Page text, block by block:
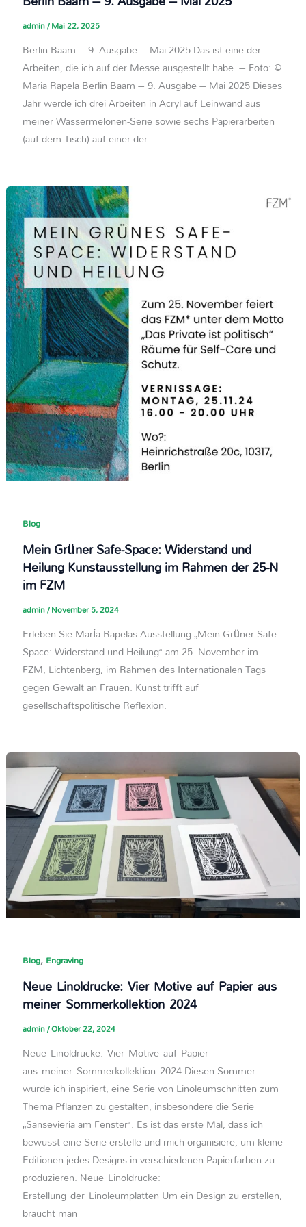
admin/Mai 22, 2025
Berlin Baam – 9. Ausgabe – Mai 2025 Das ist eine der
Arbeiten, die ich auf der Messe ausgestellt habe. – Foto: ©
Maria Rapela Berlin Baam – 9. Ausgabe – Mai 2025 Dieses
Jahr werde ich drei Arbeiten in Acryl auf Leinwand aus
meiner Wassermelonen-Serie sowie sechs Papierarbeiten
(auf dem Tisch) auf einer der
Blog
Mein Grüner Safe-Space: Widerstand und
Heilung Kunstausstellung im Rahmen der 25-N
im FZM​
admin/November 5, 2024
Erleben Sie María Rapelas Ausstellung „Mein Grüner Safe-
Space: Widerstand und Heilung“ am 25. November im
FZM, Lichtenberg, im Rahmen des Internationalen Tags
gegen Gewalt an Frauen. Kunst trifft auf
gesellschaftspolitische Reflexion.
Blog,Engraving
Neue Linoldrucke: Vier Motive auf Papier aus
meiner Sommerkollektion 2024
admin/Oktober 22, 2024
Neue Linoldrucke: Vier Motive auf Papier
aus meiner Sommerkollektion 2024 Diesen Sommer
wurde ich inspiriert, eine Serie von Linoleumschnitten zum
Thema Pflanzen zu gestalten, insbesondere die Serie
„Sansevieria am Fenster“. Es ist das erste Mal, dass ich
bewusst eine Serie erstelle und mich organisiere, um kleine
Editionen jedes Designs in verschiedenen Papierfarben zu
produzieren. Neue Linoldrucke:
Erstellung der Linoleumplatten Um ein Design zu erstellen,
braucht man